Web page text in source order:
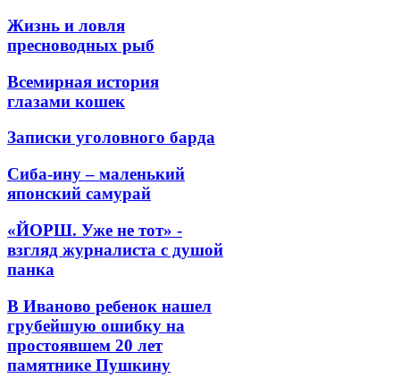
Жизнь и ловля
пресноводных рыб
Всемирная история
глазами кошек
Записки уголовного барда
Сиба-ину – маленький
японский самурай
«ЙОРШ. Уже не тот» -
взгляд журналиста с душой
панка
В Иваново ребенок нашел
грубейшую ошибку на
простоявшем 20 лет
памятнике Пушкину